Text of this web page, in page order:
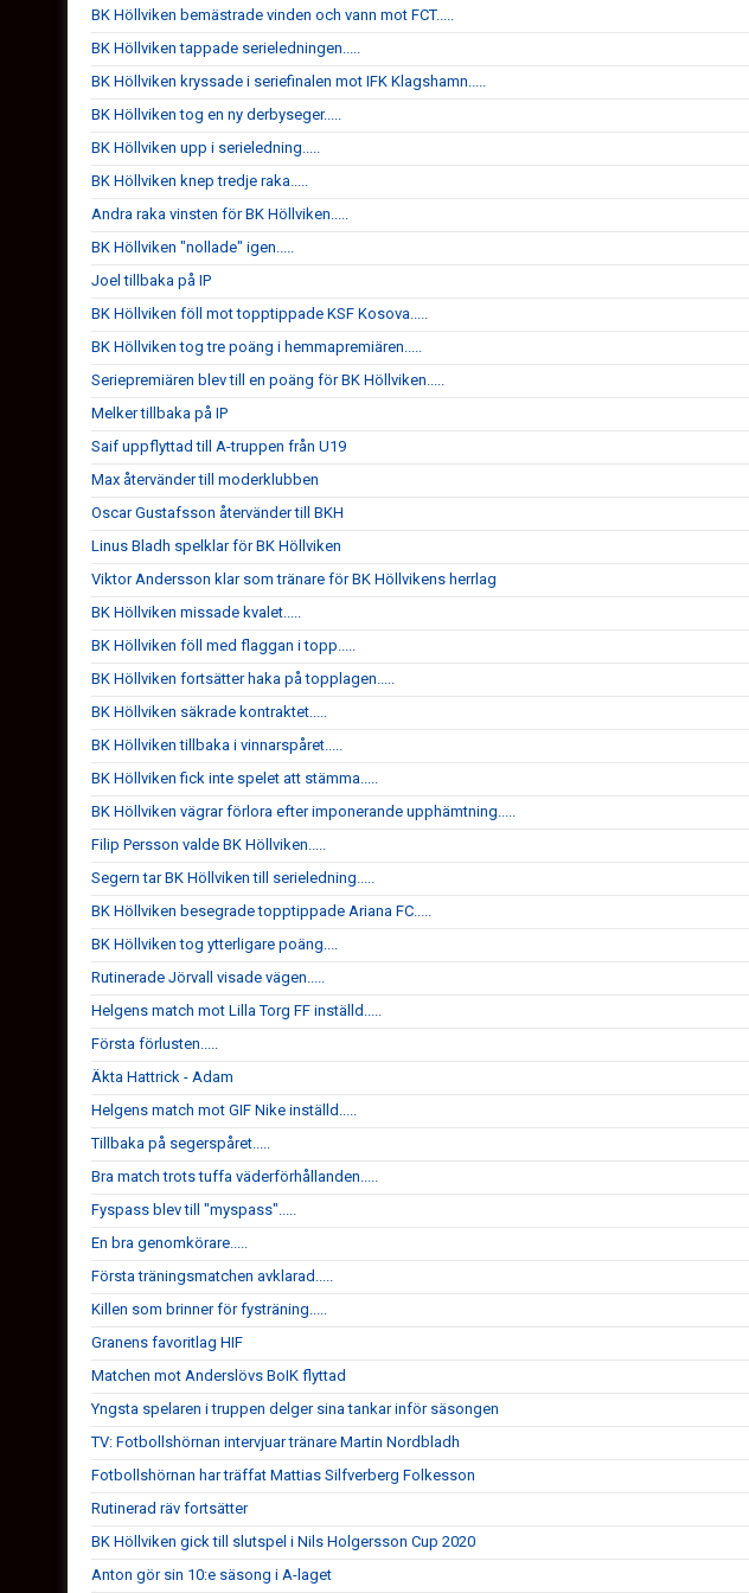
BK Höllviken bemästrade vinden och vann mot FCT.....
BK Höllviken tappade serieledningen.....
BK Höllviken kryssade i seriefinalen mot IFK Klagshamn.....
BK Höllviken tog en ny derbyseger.....
BK Höllviken upp i serieledning.....
BK Höllviken knep tredje raka.....
Andra raka vinsten för BK Höllviken.....
BK Höllviken "nollade" igen.....
Joel tillbaka på IP
BK Höllviken föll mot topptippade KSF Kosova.....
BK Höllviken tog tre poäng i hemmapremiären.....
Seriepremiären blev till en poäng för BK Höllviken.....
Melker tillbaka på IP
Saif uppflyttad till A-truppen från U19
Max återvänder till moderklubben
Oscar Gustafsson återvänder till BKH
Linus Bladh spelklar för BK Höllviken
Viktor Andersson klar som tränare för BK Höllvikens herrlag
BK Höllviken missade kvalet.....
BK Höllviken föll med flaggan i topp.....
BK Höllviken fortsätter haka på topplagen.....
BK Höllviken säkrade kontraktet.....
BK Höllviken tillbaka i vinnarspåret.....
BK Höllviken fick inte spelet att stämma.....
BK Höllviken vägrar förlora efter imponerande upphämtning.....
Filip Persson valde BK Höllviken.....
Segern tar BK Höllviken till serieledning.....
BK Höllviken besegrade topptippade Ariana FC.....
BK Höllviken tog ytterligare poäng....
Rutinerade Jörvall visade vägen.....
Helgens match mot Lilla Torg FF inställd.....
Första förlusten.....
Äkta Hattrick - Adam
Helgens match mot GIF Nike inställd.....
Tillbaka på segerspåret.....
Bra match trots tuffa väderförhållanden.....
Fyspass blev till "myspass".....
En bra genomkörare.....
Första träningsmatchen avklarad.....
Killen som brinner för fysträning.....
Granens favoritlag HIF
Matchen mot Anderslövs BoIK flyttad
Yngsta spelaren i truppen delger sina tankar inför säsongen
TV: Fotbollshörnan intervjuar tränare Martin Nordbladh
Fotbollshörnan har träffat Mattias Silfverberg Folkesson
Rutinerad räv fortsätter
BK Höllviken gick till slutspel i Nils Holgersson Cup 2020
Anton gör sin 10:e säsong i A-laget